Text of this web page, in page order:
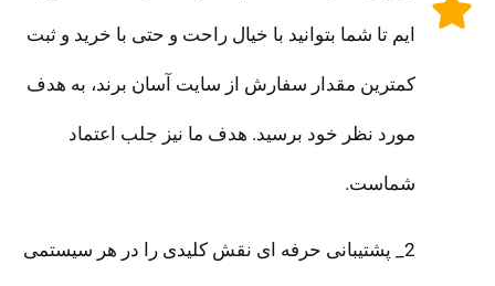
ایم تا شما بتوانید با خیال راحت و حتی با خرید و ثبت
کمترین مقدار سفارش از سایت آسان برند، به هدف
مورد نظر خود برسید. هدف ما نیز جلب اعتماد
شماست.
2_ پشتیبانی حرفه ای نقش کلیدی را در هر سیستمی